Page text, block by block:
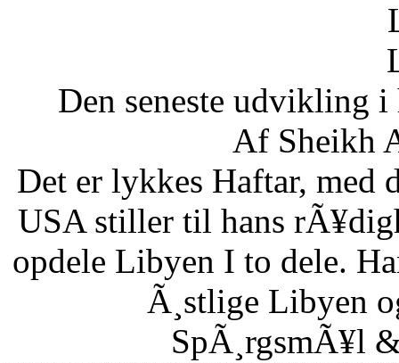
Den seneste udvikling
Af Sheikh
Det er lykkes Haftar, med
USA stiller til hans
opdele Libyen I to dele.
Ã¸stlige Libyen
SpÃ¸rgsmÃ¥l